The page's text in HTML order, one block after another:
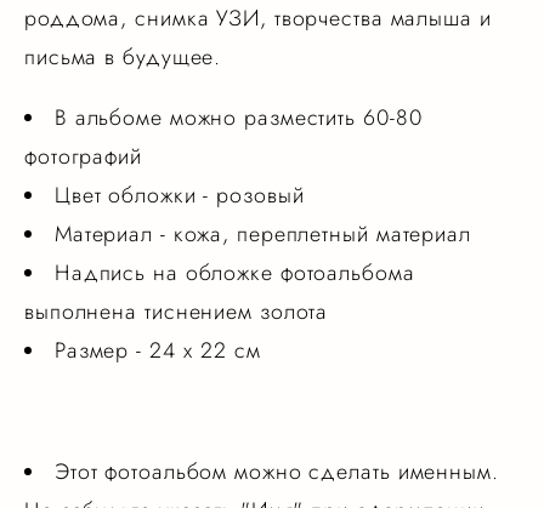
роддома, снимка УЗИ, творчества малыша и
письма в будущее.
В альбоме можно разместить 60-80
фотографий
Цвет обложки - розовый
Материал - кожа, переплетный материал
Надпись на обложке фотоальбома
выполнена тиснением золота
Размер - 24 х 22 см
Этот фотоальбом можно сделать именным.